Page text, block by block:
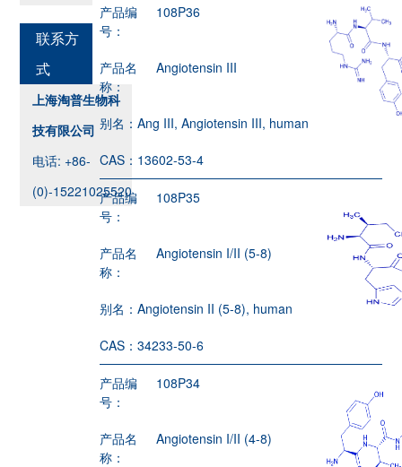
联系方
式
上海淘普生物科
技有限公司
电话: +86-
(0)-15221025520
产品编
号：
108P36
产品名
称：
Angiotensin III
别名：Ang III, Angiotensin III, human
CAS： 13602-53-4
产品编
号：
108P35
产品名
称：
Angiotensin I/II (5-8)
别名：Angiotensin II (5-8), human
CAS：34233-50-6
产品编
号：
108P34
产品名
称：
Angiotensin I/II (4-8)